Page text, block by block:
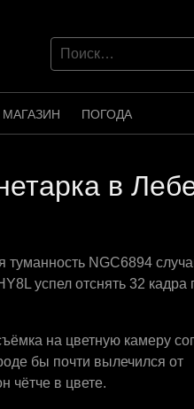
МАГАЗИН ПОГОДА
в
туманность NGC6894
успел отснять 32 кадра
на цветную камеру
бы почти вылечился от
чётче в цвете.